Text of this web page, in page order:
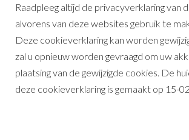
Raadpleeg altijd de privacyverklaring van
alvorens van deze websites gebruik te
Deze cookieverklaring kan worden
zal u opnieuw worden gevraagd om uw
plaatsing van de gewijzigde cookies. De
deze cookieverklaring is gemaakt op 15-